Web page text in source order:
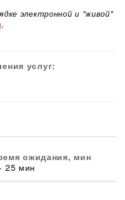
электронной и "живой"
.
услуг:
ожидания, мин
25 мин